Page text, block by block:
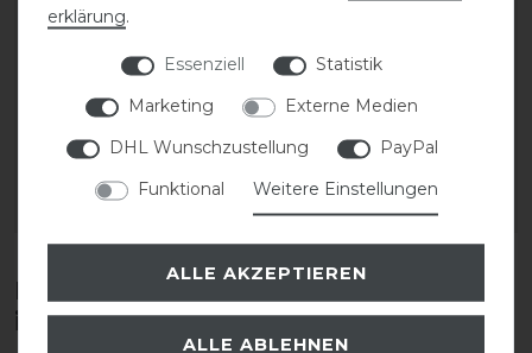
Steigbügel Springen
Royal Rider Concept
ARTIKEL MERKEN
Diese Produkte könnten dich auch
interessieren
erklärung.
Essenziell
Statistik
Marketing
Externe Medien
DHL Wunschzustellung
PayPal
Funktional
Weitere Einstellungen
ALLE AKZEPTIEREN
ALLE ABLEHNEN